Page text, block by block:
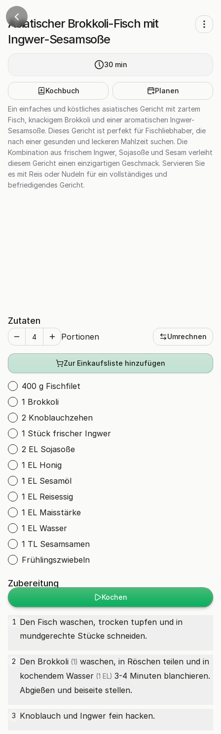
Asiatischer Brokkoli-Fisch mit
Ingwer-Sesamsoße
30 min
Kochbuch Planen
Ein einfaches und köstliches asiatisches Gericht mit zartem
Fisch, knackigem Brokkoli und einer aromatischen Ingwer-
Sesamsoße. Dieses Gericht ist perfekt für Fischliebhaber, die
nach einer gesunden und leckeren Mahlzeit suchen. Die
Kombination aus frischem Ingwer, Sojasoße und Sesam verleiht
diesem Gericht einen einzigartigen Geschmack. Servieren Sie
es mit Reis oder Nudeln für ein vollständiges und
befriedigendes Gericht.
Zutaten
Portionen Umrechnen
Zur Einkaufsliste hinzufügen
400 g Fischfilet
1 Brokkoli
2 Knoblauchzehen
1 Stück frischer Ingwer
2 EL Sojasoße
1 EL Honig
1 EL Sesamöl
1 EL Reisessig
1 EL Maisstärke
1 EL Wasser
1 TL Sesamsamen
Frühlingszwiebeln
Zubereitung
Kochen
1 Den Fisch waschen, trocken tupfen und in
mundgerechte Stücke schneiden.
2 Den Brokkoli (1) waschen, in Röschen teilen und in
kochendem Wasser (1 EL) 3-4 Minuten blanchieren.
Abgießen und beiseite stellen.
3 Knoblauch und Ingwer fein hacken.